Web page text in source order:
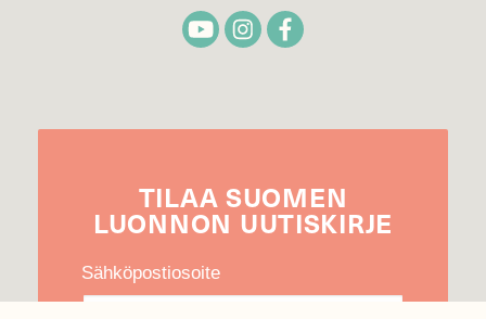
TILAA SUOMEN
LUONNON UUTIS­KIRJE
Sähköpostiosoite